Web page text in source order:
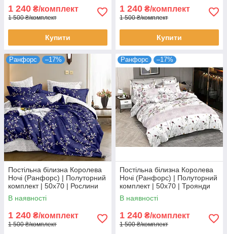
1 240 ₴/комплект
1 500 ₴/комплект
Купити
1 240 ₴/комплект
1 500 ₴/комплект
Купити
Ранфорс –17%
Постільна білизна Королева
Ночі (Ранфорс) | Полуторний
комплект | 50х70 | Рослини
на синьому
В наявності
1 240 ₴/комплект
1 500 ₴/комплект
Ранфорс –17%
Постільна білизна Королева
Ночі (Ранфорс) | Полуторний
комплект | 50х70 | Троянди
та орнамент на білому
В наявності
1 240 ₴/комплект
1 500 ₴/комплект